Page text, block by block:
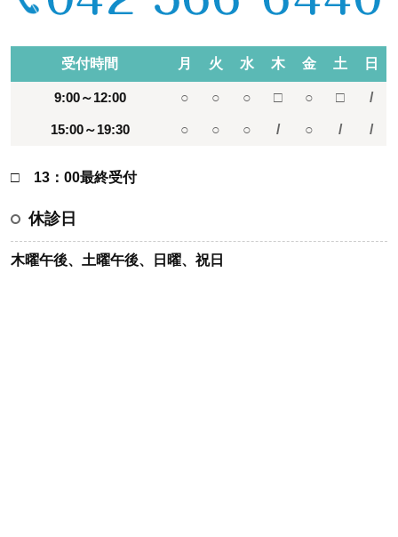
受付時間 月 火 水 木 金 土 日
9:00～12:00 ○ ○ ○ □ ○ □ /
15:00～19:30 ○ ○ ○ / ○ / /
□ 13：00最終受付
休診日
木曜午後、土曜午後、日曜、祝日